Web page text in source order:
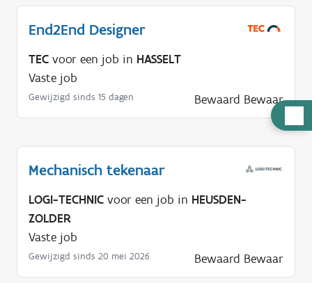
u
l
p
g
End2End Designer
TEC voor een job in HASSELT
Vaste job
Gewijzigd sinds 15 dagen Bewaard Bewaar
Mechanisch tekenaar
LOGI-TECHNIC voor een job in HEUSDEN-
ZOLDER
Vaste job
Gewijzigd sinds 20 mei 2026 Bewaard Bewaar